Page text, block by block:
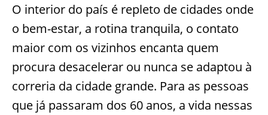
O interior do país é repleto de cidades onde
o bem-estar, a rotina tranquila, o contato
maior com os vizinhos encanta quem
procura desacelerar ou nunca se adaptou à
correria da cidade grande. Para as pessoas
que já passaram dos 60 anos, a vida nessas